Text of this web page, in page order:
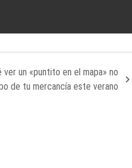
ver un «puntito en el mapa» no
de tu mercancía este verano